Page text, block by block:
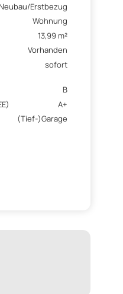
Neubau/Erstbezug
Wohnung
13,99 m²
Vorhanden
sofort
B
A+
(Tief-)Garage